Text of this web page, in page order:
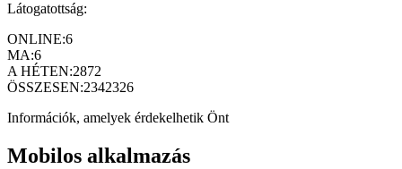
Látogatottság:
ONLINE:6
MA:6
A HÉTEN:2872
ÖSSZESEN:2342326
Információk, amelyek érdekelhetik Önt
Mobilos alkalmazás